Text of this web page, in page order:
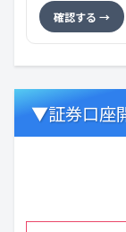
確認する →
▼証券口座